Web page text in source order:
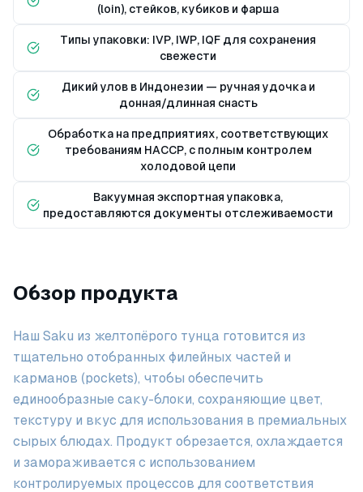
(loin), стейков, кубиков и фарша
Типы упаковки: IVP, IWP, IQF для сохранения
свежести
Дикий улов в Индонезии — ручная удочка и
донная/длинная снасть
Обработка на предприятиях, соответствующих
требованиям HACCP, с полным контролем
холодовой цепи
Вакуумная экспортная упаковка,
предоставляются документы отслеживаемости
Обзор продукта
Наш Saku из желтопёрого тунца готовится из
тщательно отобранных филейных частей и
карманов (pockets), чтобы обеспечить
единообразные саку-блоки, сохраняющие цвет,
текстуру и вкус для использования в премиальных
сырых блюдах. Продукт обрезается, охлаждается
и замораживается с использованием
контролируемых процессов для соответствия